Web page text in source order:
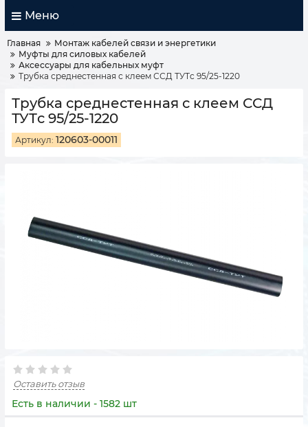
Меню
Главная
Монтаж кабелей связи и энергетики
Муфты для силовых кабелей
Аксессуары для кабельных муфт
Трубка среднестенная с клеем ССД ТУТc 95/25-1220
Трубка среднестенная с клеем ССД
ТУТc 95/25-1220
Артикул: 120603-00011
Оставить отзыв
Есть в наличии - 1582 шт